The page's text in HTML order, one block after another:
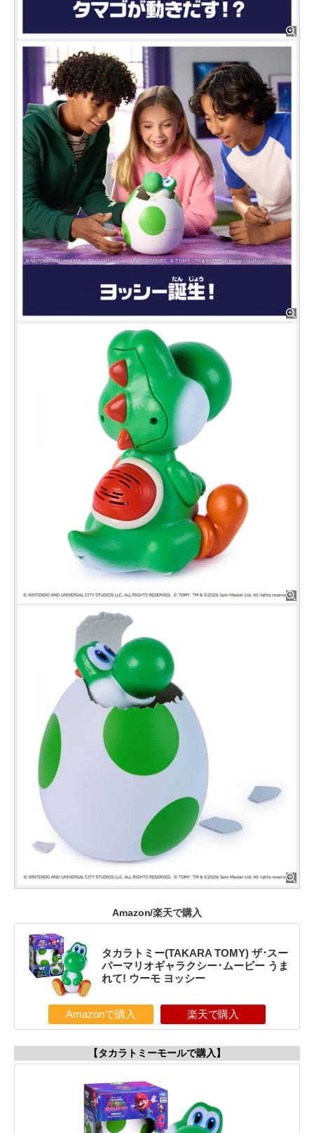
Amazon/楽天で購入
タカラトミー(TAKARA TOMY) ザ･スー
パーマリオギャラクシー･ムービー うま
れて! ウーモ ヨッシー
Amazonで購入 楽天で購入
【タカラトミーモールで購入】